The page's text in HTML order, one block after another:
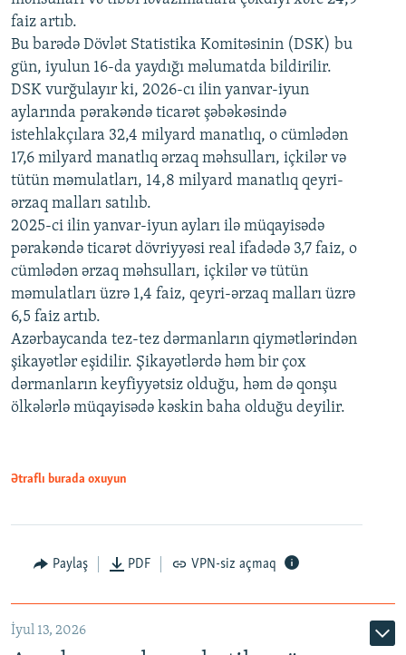
Auto 240p 360p 480p
720p 1080p
480p
720p
1080p
faiz artıb.
Bu barədə Dövlət Statistika Komitəsinin (DSK) bu
gün, iyulun 16-da yaydığı məlumatda bildirilir.
DSK vurğulayır ki, 2026-cı ilin yanvar-iyun
aylarında pərakəndə ticarət şəbəkəsində
istehlakçılara 32,4 milyard manatlıq, o cümlədən
17,6 milyard manatlıq ərzaq məhsulları, içkilər və
tütün məmulatları, 14,8 milyard manatlıq qeyri-
ərzaq malları satılıb.
2025-ci ilin yanvar-iyun ayları ilə müqayisədə
pərakəndə ticarət dövriyyəsi real ifadədə 3,7 faiz, o
cümlədən ərzaq məhsulları, içkilər və tütün
məmulatları üzrə 1,4 faiz, qeyri-ərzaq malları üzrə
6,5 faiz artıb.
Azərbaycanda tez-tez dərmanların qiymətlərindən
şikayətlər eşidilir. Şikayətlərdə həm bir çox
dərmanların keyfiyyətsiz olduğu, həm də qonşu
ölkələrlə müqayisədə kəskin baha olduğu deyilir.
Ətraflı burada oxuyun
Paylaş PDF VPN-siz açmaq
İyul 13, 2026